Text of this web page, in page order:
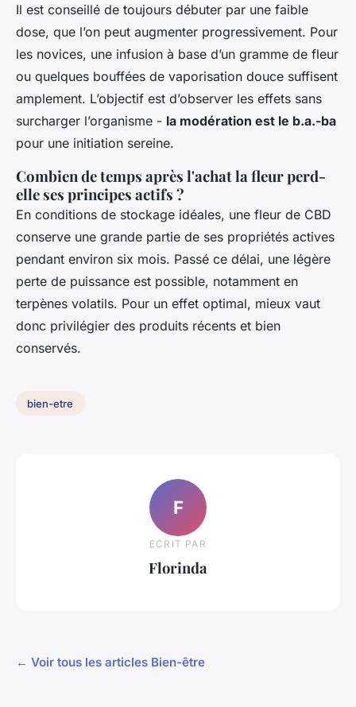
Il est conseillé de toujours débuter par une faible
dose, que l’on peut augmenter progressivement. Pour
les novices, une infusion à base d’un gramme de fleur
ou quelques bouffées de vaporisation douce suffisent
amplement. L’objectif est d’observer les effets sans
surcharger l’organisme - la modération est le b.a.-ba
pour une initiation sereine.
Combien de temps après l'achat la fleur perd-
elle ses principes actifs ?
En conditions de stockage idéales, une fleur de CBD
conserve une grande partie de ses propriétés actives
pendant environ six mois. Passé ce délai, une légère
perte de puissance est possible, notamment en
terpènes volatils. Pour un effet optimal, mieux vaut
donc privilégier des produits récents et bien
conservés.
bien-etre
F
ECRIT PAR
Florinda
← Voir tous les articles Bien-être